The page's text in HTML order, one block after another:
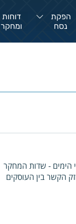
הפקת
נסח
דוחות
ומחקר
הימים - שדות המחקר
הקשר בין העוסקים